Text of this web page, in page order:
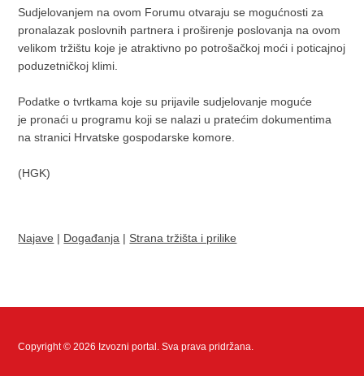
Sudjelovanjem na ovom Forumu otvaraju se mogućnosti za
pronalazak poslovnih partnera i proširenje poslovanja na ovom
velikom tržištu koje je atraktivno po potrošačkoj moći i poticajnoj
poduzetničkoj klimi.
Podatke o tvrtkama koje su prijavile sudjelovanje moguće
je pronaći u programu koji se nalazi u pratećim dokumentima
na stranici Hrvatske gospodarske komore.
(HGK)
Najave | Događanja | Strana tržišta i prilike
Copyright © 2026 Izvozni portal. Sva prava pridržana.